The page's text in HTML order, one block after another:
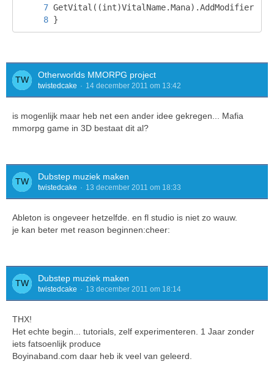
}
Otherworlds MMORPG project
twistedcake 14 december 2011 om 13:42
is mogenlijk maar heb net een ander idee gekregen... Mafia
mmorpg game in 3D bestaat dit al?
Dubstep muziek maken
twistedcake 13 december 2011 om 18:33
Ableton is ongeveer hetzelfde. en fl studio is niet zo wauw.
je kan beter met reason beginnen:cheer:
Dubstep muziek maken
twistedcake 13 december 2011 om 18:14
THX!
Het echte begin... tutorials, zelf experimenteren. 1 Jaar zonder
iets fatsoenlijk produce
Boyinaband.com daar heb ik veel van geleerd.